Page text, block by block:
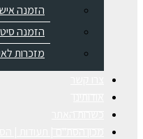
הזמנה
הזמנה
מזכרות